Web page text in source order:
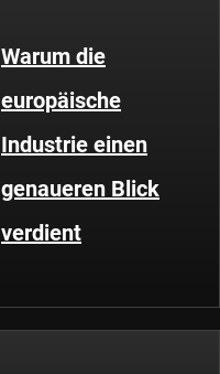
Warum die
europäische
Industrie einen
genaueren Blick
verdient